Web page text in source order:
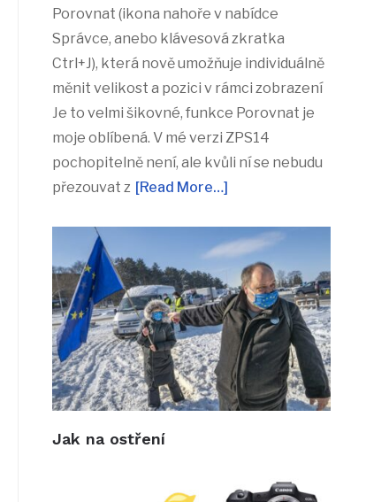
Porovnat (ikona nahoře v nabídce
Správce, anebo klávesová zkratka
Ctrl+J), která nově umožňuje individuálně
měnit velikost a pozici v rámci zobrazení
Je to velmi šikovné, funkce Porovnat je
moje oblíbená. V mé verzi ZPS14
pochopitelně není, ale kvůli ní se nebudu
přezouvat z [Read More…]
Jak na ostření